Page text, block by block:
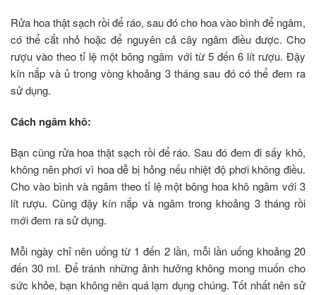
Rửa hoa thật sạch rồi để ráo, sau đó cho hoa vào bình để ngâm,
có thể cắt nhỏ hoặc để nguyên cả cây ngâm điều được. Cho
rượu vào theo tỉ lệ một bông ngâm với từ 5 đến 6 lít rượu. Đậy
kín nắp và ủ trong vòng khoảng 3 tháng sau đó có thể đem ra
sử dụng.
Cách ngâm khô:
Bạn cũng rửa hoa thật sạch rồi để ráo. Sau đó đem đi sấy khô,
không nên phơi vì hoa dễ bị hỏng nếu nhiệt độ phơi không điều.
Cho vào bình và ngâm theo tỉ lệ một bông hoa khô ngâm với 3
lít rượu. Cũng đậy kín nắp và ngâm trong khoảng 3 tháng rồi
mới đem ra sử dụng.
Mỗi ngày chỉ nên uống từ 1 đến 2 lần, mỗi lần uống khoảng 20
đến 30 ml. Để tránh những ảnh hưởng không mong muốn cho
sức khỏe, bạn không nên quá lạm dụng chúng. Tốt nhất nên sử